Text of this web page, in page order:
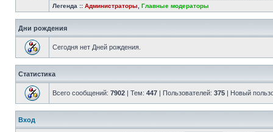
Легенда :: Администраторы Главные модераторы
Дни рождения
Сегодня нет Дней рождения.
Статистика
Всего сообщений: 7902 | Тем: 447 | Пользователей: 375 | Новый
Вход